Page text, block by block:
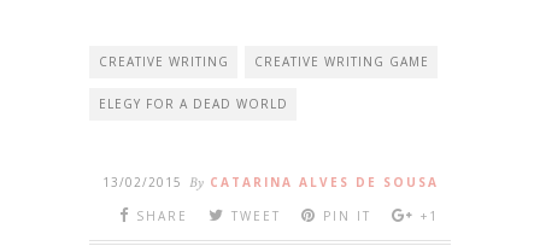
CREATIVE WRITING CREATIVE WRITING GAME
ELEGY FOR A DEAD WORLD
13/02/2015 By CATARINA ALVES DE SOUSA
SHARE
TWEET PIN IT +1